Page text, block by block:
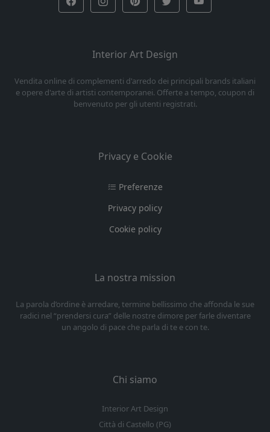
Interior Art Design
Vendita online di complementi d'arredo dei principali brands italiani
e opere d'arte di artisti contemporanei. Offerte a tempo, coupon di
benvenuto per gli utenti registrati.
Privacy e Cookie
Preferenze
Privacy policy
Cookie policy
La nostra mission
La parola d’ordine è arredare, termine bellissimo che affonda le sue
radici nel “prendersi cura” delle nostre dimore per farle diventare
un angolo di pace che parla di te e con te.
Chi siamo
Interior Art Design
Città di Castello (PG)